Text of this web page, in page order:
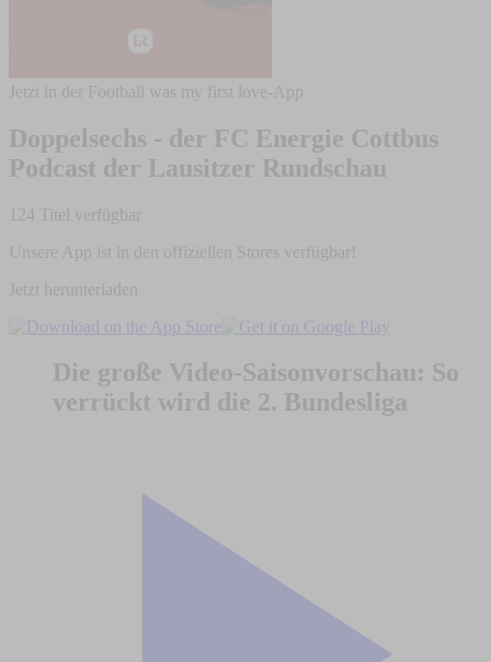
Jetzt in der Football was my first love-App
Doppelsechs - der FC Energie Cottbus
Podcast der Lausitzer Rundschau
124 Titel verfügbar
Unsere App ist in den offiziellen Stores verfügbar!
Jetzt herunterladen
Die große Video-Saisonvorschau: So
verrückt wird die 2. Bundesliga